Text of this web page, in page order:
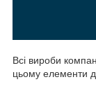
Всі вироби
цьому елементи